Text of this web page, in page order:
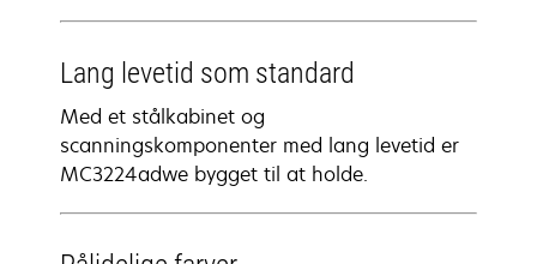
Lang levetid som standard
Med et stålkabinet og
scanningskomponenter med lang levetid er
MC3224adwe bygget til at holde.